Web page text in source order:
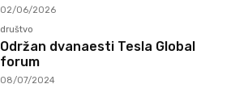
02/06/2026
društvo
Održan dvanaesti Tesla Global
forum
08/07/2024